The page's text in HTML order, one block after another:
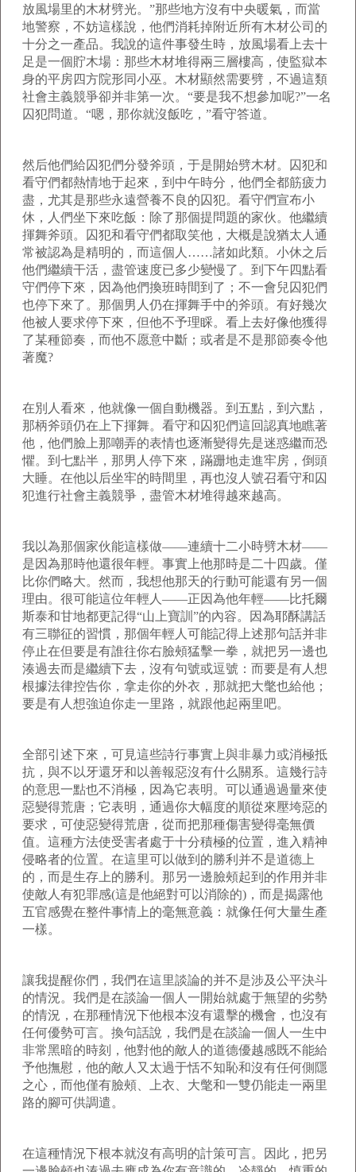
放風場里的木材劈光。”那些地方沒有中央暖氣，而當
地警察，不妨這樣說，他們消耗掉附近所有木材公司的
十分之一產品。我說的這件事發生時，放風場看上去十
足是一個貯木場：那些木材堆得兩三層樓高，使監獄本
身的平房四方院形同小巫。木材顯然需要劈，不過這類
社會主義競爭卻并非第一次。“要是我不想參加呢?”一名
囚犯問道。“嗯，那你就沒飯吃，”看守答道。
然后他們給囚犯們分發斧頭，于是開始劈木材。囚犯和
看守們都熱情地于起來，到中午時分，他們全都筋疲力
盡，尤其是那些永遠營養不良的囚犯。看守們宣布小
休，人們坐下來吃飯：除了那個提問題的家伙。他繼續
揮舞斧頭。囚犯和看守們都取笑他，大概是說猶太人通
常被認為是精明的，而這個人……諸如此類。小休之后
他們繼續干活，盡管速度已多少變慢了。到下午四點看
守們停下來，因為他們換班時間到了；不一會兒囚犯們
也停下來了。那個男人仍在揮舞手中的斧頭。有好幾次
他被人要求停下來，但他不予理睬。看上去好像他獲得
了某種節奏，而他不愿意中斷；或者是不是那節奏令他
著魔?
在別人看來，他就像一個自動機器。到五點，到六點，
那柄斧頭仍在上下揮舞。看守和囚犯們這回認真地瞧著
他，他們臉上那嘲弄的表情也逐漸變得先是迷惑繼而恐
懼。到七點半，那男人停下來，蹣跚地走進牢房，倒頭
大睡。在他以后坐牢的時間里，再也沒人號召看守和囚
犯進行社會主義競爭，盡管木材堆得越來越高。
我以為那個家伙能這樣做——連續十二小時劈木材——
是因為那時他還很年輕。事實上他那時是二十四歲。僅
比你們略大。然而，我想他那天的行動可能還有另一個
理由。很可能這位年輕人——正因為他年輕——比托爾
斯泰和甘地都更記得“山上寶訓”的內容。因為耶酥講話
有三聯征的習慣，那個年輕人可能記得上述那句話并非
停止在但要是有誰往你右臉頰猛擊一拳，就把另一邊也
湊過去而是繼續下去，沒有句號或逗號：而要是有人想
根據法律控告你，拿走你的外衣，那就把大氅也給他；
要是有人想強迫你走一里路，就跟他起兩里吧。
全部引述下來，可見這些詩行事實上與非暴力或消極抵
抗，與不以牙還牙和以善報惡沒有什么關系。這幾行詩
的意思一點也不消極，因為它表明。可以通過過量來使
惡變得荒唐；它表明，通過你大幅度的順從來壓垮惡的
要求，可使惡變得荒唐，從而把那種傷害變得毫無價
值。這種方法使受害者處于十分積極的位置，進入精神
侵略者的位置。在這里可以做到的勝利并不是道德上
的，而是生存上的勝利。那另一邊臉頰起到的作用并非
使敵人有犯罪感(這是他絕對可以消除的)，而是揭露他
五官感覺在整件事情上的毫無意義：就像任何大量生產
一樣。
讓我提醒你們，我們在這里談論的并不是涉及公平決斗
的情況。我們是在談論一個人一開始就處于無望的劣勢
的情況，在那種情況下他根本沒有還擊的機會，也沒有
任何優勢可言。換句話說，我們是在談論一個人一生中
非常黑暗的時刻，他對他的敵人的道德優越感既不能給
予他撫慰，他的敵人又太過于恬不知恥和沒有任何側隱
之心，而他僅有臉頰、上衣、大氅和一雙仍能走一兩里
路的腳可供調遣。
在這種情況下根本就沒有高明的計策可言。因此，把另